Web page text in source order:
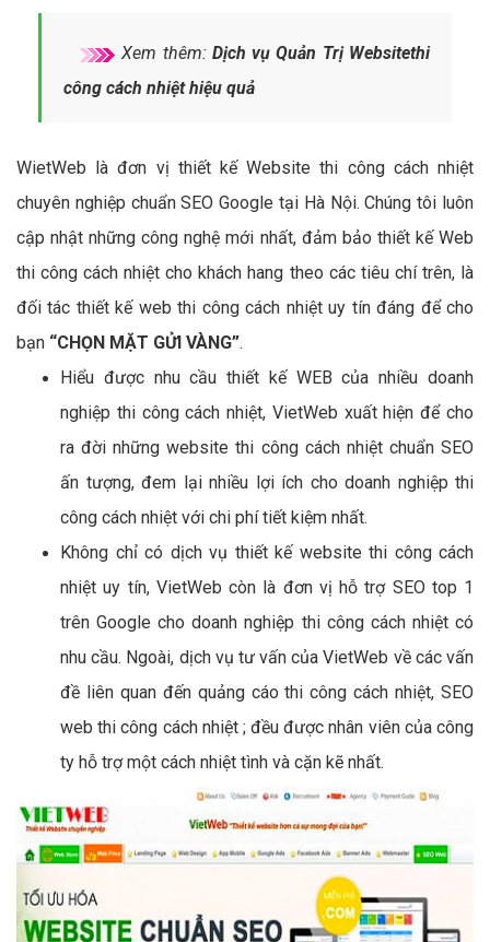
Xem thêm: Dịch vụ Quản Trị Websitethi
công cách nhiệt hiệu quả
WietWeb là đơn vị thiết kế Website thi công cách nhiệt
chuyên nghiệp chuẩn SEO Google tại Hà Nội. Chúng tôi luôn
cập nhật những công nghệ mới nhất, đảm bảo thiết kế Web
thi công cách nhiệt cho khách hang theo các tiêu chí trên, là
đối tác thiết kế web thi công cách nhiệt uy tín đáng để cho
bạn “CHỌN MẶT GỬI VÀNG”.
Hiểu được nhu cầu thiết kế WEB của nhiều doanh
nghiệp thi công cách nhiệt, VietWeb xuất hiện để cho
ra đời những website thi công cách nhiệt chuẩn SEO
ấn tượng, đem lại nhiều lợi ích cho doanh nghiệp thi
công cách nhiệt với chi phí tiết kiệm nhất.
Không chỉ có dịch vụ thiết kế website thi công cách
nhiệt uy tín, VietWeb còn là đơn vị hỗ trợ SEO top 1
trên Google cho doanh nghiệp thi công cách nhiệt có
nhu cầu. Ngoài, dịch vụ tư vấn của VietWeb về các vấn
đề liên quan đến quảng cáo thi công cách nhiệt, SEO
web thi công cách nhiệt ; đều được nhân viên của công
ty hỗ trợ một cách nhiệt tình và cặn kẽ nhất.